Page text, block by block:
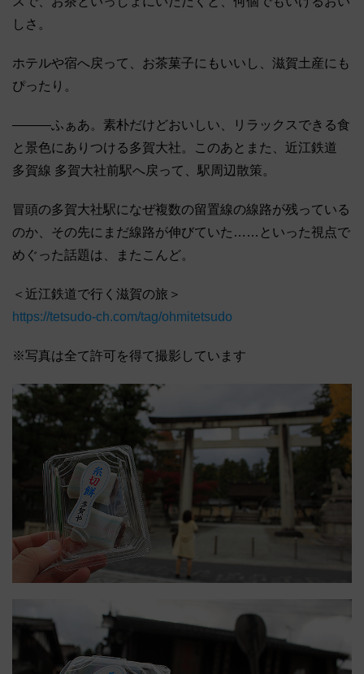
しさ。
ホテルや宿へ戻って、お茶菓子にもいいし、滋賀土産にも
ぴったり。
―――ふぁあ。素朴だけどおいしい、リラックスできる食
と景色にありつける多賀大社。このあとまた、近江鉄道
多賀線 多賀大社前駅へ戻って、駅周辺散策。
冒頭の多賀大社駅になぜ複数の留置線の線路が残っている
のか、その先にまだ線路が伸びていた……といった視点で
めぐった話題は、またこんど。
＜近江鉄道で行く滋賀の旅＞
https://tetsudo-ch.com/tag/ohmitetsudo
※写真は全て許可を得て撮影しています